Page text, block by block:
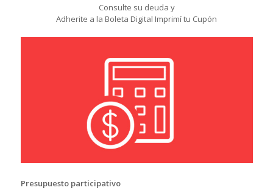
Consulte su deuda y
Adherite a la Boleta Digital Imprimí tu Cupón
Presupuesto participativo